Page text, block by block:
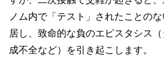
ノム内で「テスト」されたことの
居し、致命的な負のエピスタシス
成不全など）を引き起こします。